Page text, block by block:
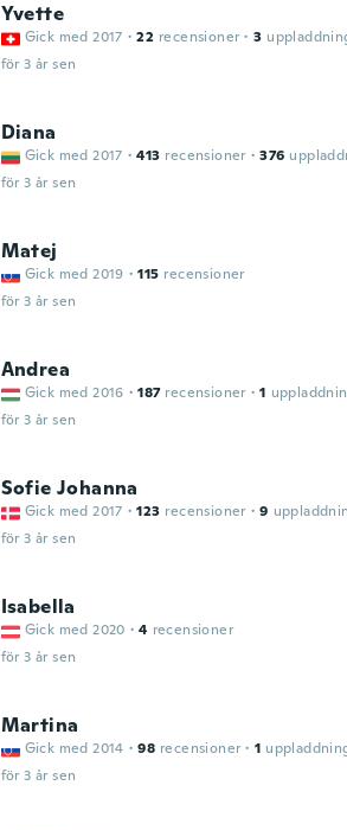
Yvette
Gick med 2017 · 22 recensioner · 3
för 3 år sen
Diana
Gick med 2017 · 413 recensioner · 376
för 3 år sen
Matej
Gick med 2019 · 115 recensioner
för 3 år sen
Andrea
Gick med 2016 · 187 recensioner · 1
för 3 år sen
Sofie Johanna
Gick med 2017 · 123 recensioner · 9
för 3 år sen
Isabella
Gick med 2020 · 4 recensioner
för 3 år sen
Martina
Gick med 2014 · 98 recensioner · 1
för 3 år sen